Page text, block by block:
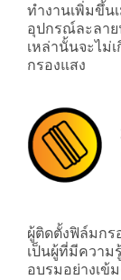
ทำงานเพิ่มขึ้น
อุปกรณ์ละลา
เหล่านั้นจะไม่
กรองแสง
ผู้ติดตั้งฟิล์มกร
เป็นผู้ที่มีความ
อบรมอย่างเข้